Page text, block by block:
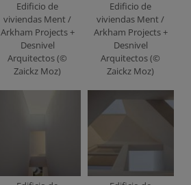
Edificio de
viviendas Ment /
Arkham Projects +
Desnivel
Arquitectos (©
Zaickz Moz)
Edificio de
viviendas Ment /
Arkham Projects +
Desnivel
Arquitectos (©
Zaickz Moz)